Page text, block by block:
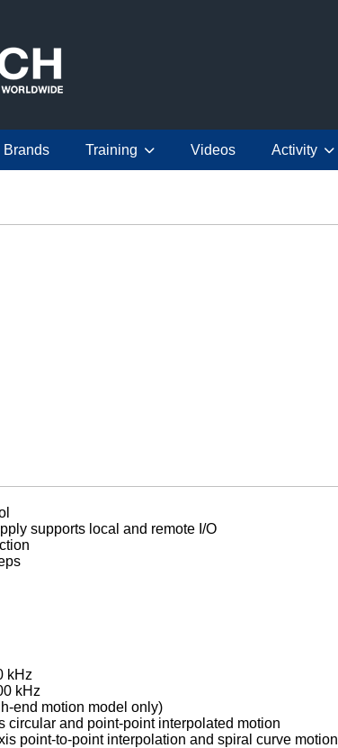
Brands Training Videos Activity
supports local and remote I/O
kHz
kHz
end motion model only)
circular and point-point interpolated motion
point-to-point interpolation and spiral curve motion